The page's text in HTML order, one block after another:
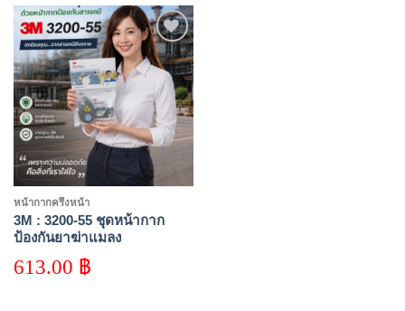
Add to
wishlist
หน้ากากครึ่งหน้า
3M : 3200-55 ชุดหน้ากาก
ป้องกันยาฆ่าแมลง
613.00 ฿